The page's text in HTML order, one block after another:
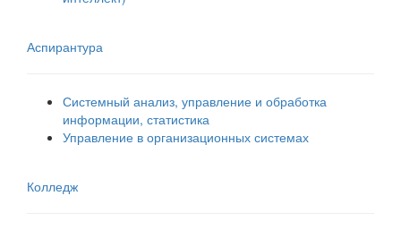
Аспирантура
Системный анализ, управление и обработка
информации, статистика
Управление в организационных системах
Колледж